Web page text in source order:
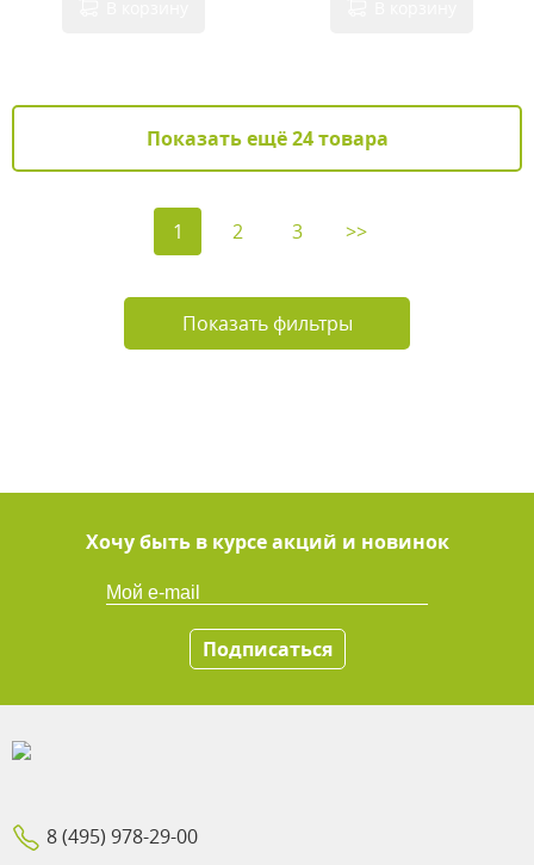
Показать ещё 24 товара
1 2 3 >>
Показать фильтры
Хочу быть в курсе акций и новинок
Подписаться
8 (495) 978-29-00